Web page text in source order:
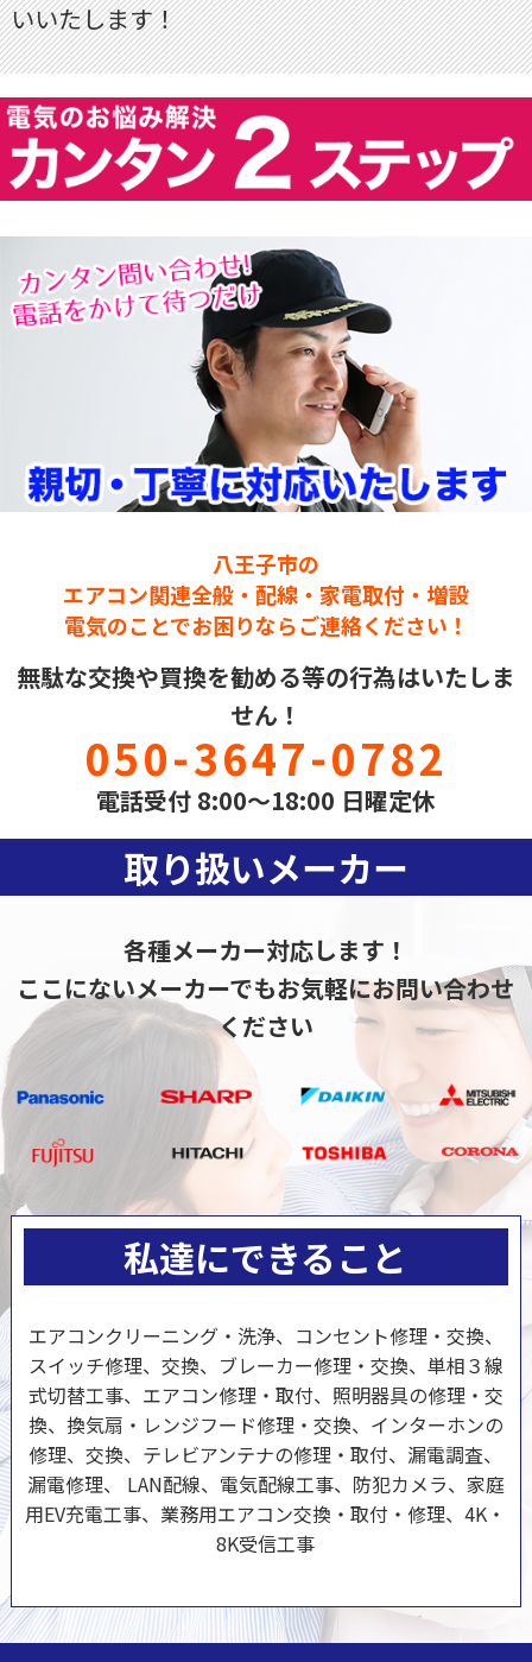
いいたします！
八王子市の
エアコン関連全般・配線・家電取付・増設
電気のことでお困りならご連絡ください！
無駄な交換や買換を勧める等の行為はいたしま
せん！
050-3647-0782
電話受付 8:00～18:00 日曜定休
取り扱いメーカー
各種メーカー対応します！
ここにないメーカーでもお気軽にお問い合わせ
ください
私達にできること
エアコンクリーニング・洗浄、コンセント修理・交換、
スイッチ修理、交換、ブレーカー修理・交換、単相３線
式切替工事、エアコン修理・取付、照明器具の修理・交
換、換気扇・レンジフード修理・交換、インターホンの
修理、交換、テレビアンテナの修理・取付、漏電調査、
漏電修理、 LAN配線、電気配線工事、防犯カメラ、家庭
用EV充電工事、業務用エアコン交換・取付・修理、4K・
8K受信工事